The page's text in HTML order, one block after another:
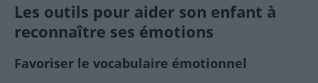
Les outils pour aider son enfant à
reconnaître ses émotions
Favoriser le vocabulaire émotionnel